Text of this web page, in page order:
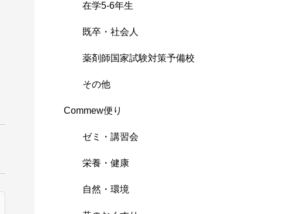
在学5-6年生
既卒・社会人
薬剤師国家試験対策予備校
その他
Commew便り
ゼミ・講習会
栄養・健康
自然・環境